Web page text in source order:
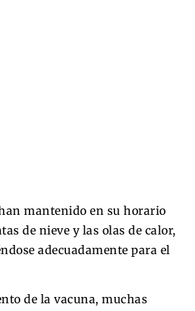
mantenido en su horario
de nieve y las olas de calor,
adecuadamente para el
de la vacuna, muchas